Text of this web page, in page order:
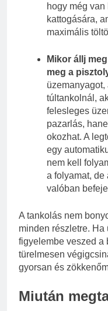
hogy még
kattogására,
maximális
Mikor állj
meg a
túltankolnál,
felesleges
pazarlás,
okozhat. A
egy
nem kell
a folyamat, de
valóban
A tankolás nem
minden részletre.
figyelembe veszed a
türelmesen
gyorsan és
Miután